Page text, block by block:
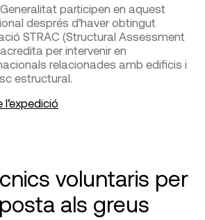
participen en aquest
després d’haver obtingut
STRAC (Structural Assessment
per intervenir en
relacionades amb edificis i
estructural.
voluntaris per
als greus